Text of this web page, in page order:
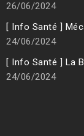
26/06/2024
[ Info Santé ]
24/06/2024
[ Info Santé ] La
24/06/2024